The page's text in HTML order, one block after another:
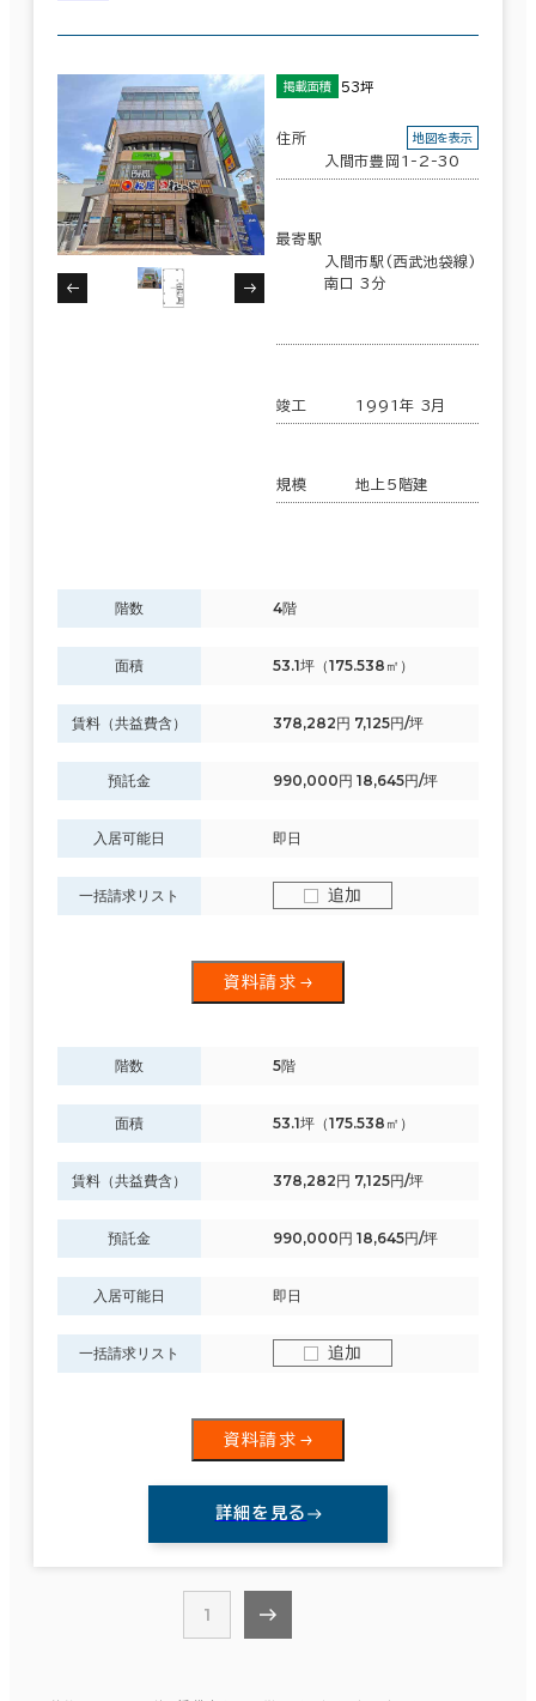
掲載面積 53坪
住所
入間市豊岡1-2-30
地図を表示
最寄駅
入間市駅(西武池袋線)
南口 3分
竣工 1991年 3月
規模 地上5階建
階数 4階
面積 53.1坪（175.538㎡）
賃料（共益費含） 378,282円 7,125円/坪
預託金 990,000円 18,645円/坪
入居可能日 即日
一括請求リスト 追加
資料請求
階数 5階
面積 53.1坪（175.538㎡）
賃料（共益費含） 378,282円 7,125円/坪
預託金 990,000円 18,645円/坪
入居可能日 即日
一括請求リスト 追加
資料請求
詳細を見る
1
エリアを追加・変更する
茨城県 (189)
栃木県
条件で絞り込む
現在の条件
人数
複数フロアを含む
賃料選択（共益費含）
坪単価 月総額
～
賃料非公開物件を含む
10分以内